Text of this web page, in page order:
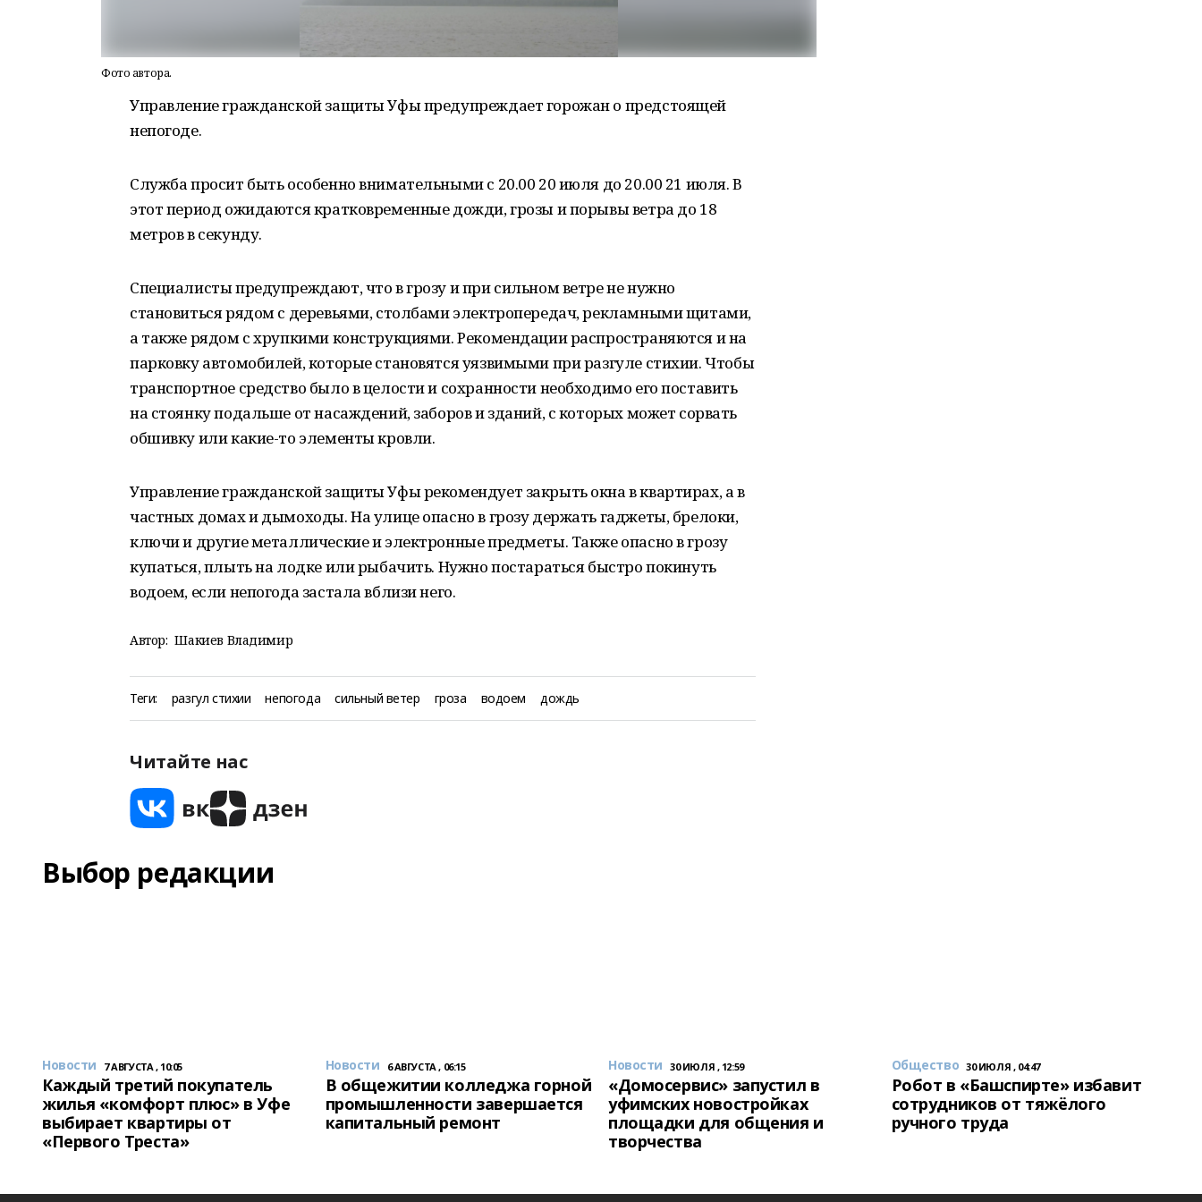
Фото автора.
Управление гражданской защиты Уфы предупреждает горожан о предстоящей
непогоде.
Служба просит быть особенно внимательными с 20.00 20 июля до 20.00 21 июля. В
этот период ожидаются кратковременные дожди, грозы и порывы ветра до 18
метров в секунду.
Специалисты предупреждают, что в грозу и при сильном ветре не нужно
становиться рядом с деревьями, столбами электропередач, рекламными щитами,
а также рядом с хрупкими конструкциями. Рекомендации распространяются и на
парковку автомобилей, которые становятся уязвимыми при разгуле стихии. Чтобы
транспортное средство было в целости и сохранности необходимо его поставить
на стоянку подальше от насаждений, заборов и зданий, с которых может сорвать
обшивку или какие-то элементы кровли.
Управление гражданской защиты Уфы рекомендует закрыть окна в квартирах, а в
частных домах и дымоходы. На улице опасно в грозу держать гаджеты, брелоки,
ключи и другие металлические и электронные предметы. Также опасно в грозу
купаться, плыть на лодке или рыбачить. Нужно постараться быстро покинуть
водоем, если непогода застала вблизи него.
Автор: Шакиев Владимир
Теги: разгул стихии непогода сильный ветер гроза водоем дождь
Читайте нас
Выбор редакции
Новости 7 АВГУСТА , 10:05
Каждый третий покупатель
жилья «комфорт плюс» в Уфе
выбирает квартиры от
«Первого Треста»
Новости 6 АВГУСТА , 06:15
В общежитии колледжа горной
промышленности завершается
капитальный ремонт
Новости 30 ИЮЛЯ , 12:59
«Домосервис» запустил в
уфимских новостройках
площадки для общения и
творчества
Общество 30 ИЮЛЯ , 04:47
Робот в «Башспирте» избавит
сотрудников от тяжёлого
ручного труда